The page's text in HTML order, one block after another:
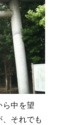
中を望
それでも